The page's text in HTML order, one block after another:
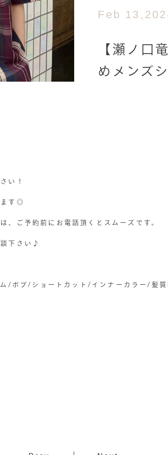
Feb
【瀬ノ口
めメンズ
い！
ます◎
、ご予約前にお電話頂くとスムーズです。
下さい♪
/ボブ/ショートカット/インナーカラー/髪